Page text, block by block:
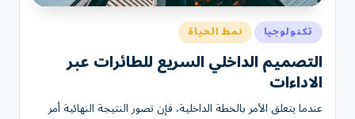
نُشر
في
تكنولوجيا نمط الحياة
التصميم الداخلي السريع للطائرات عبر
الاداءات
عندما يتعلق الأمر بالخطة الداخلية، فإن تصور النتيجة النهائية أمر